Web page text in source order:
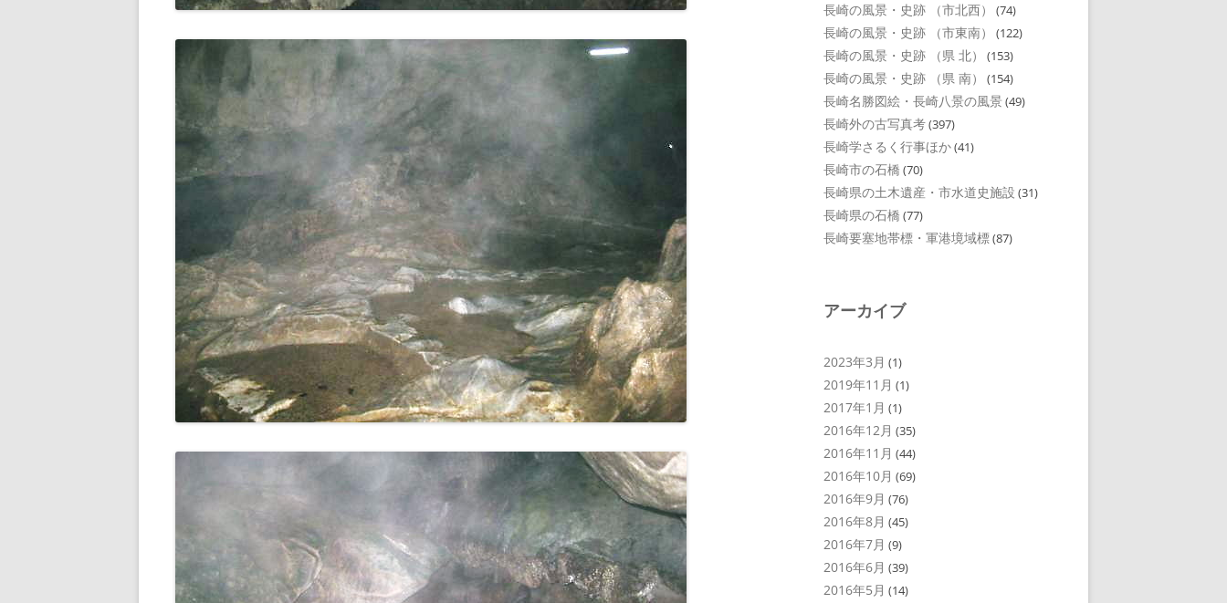
長崎の風景・史跡 （市北西） (74)
長崎の風景・史跡 （市東南） (122)
長崎の風景・史跡 （県 北） (153)
長崎の風景・史跡 （県 南） (154)
長崎名勝図絵・長崎八景の風景 (49)
長崎外の古写真考(397)
長崎学さるく行事ほか(41)
長崎市の石橋 (70)
長崎県の土木遺産・市水道史施設 (31)
長崎県の石橋 (77)
長崎要塞地帯標・軍港境域標(87)
アーカイブ
2023年3月 (1)
2019年11月 (1)
2017年1月 (1)
2016年12月 (35)
2016年11月 (44)
2016年10月 (69)
2016年9月 (76)
2016年8月 (45)
2016年7月 (9)
2016年6月 (39)
2016年5月 (14)